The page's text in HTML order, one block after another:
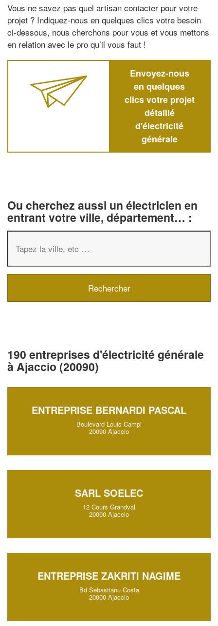
Vous ne savez pas quel artisan contacter pour votre
projet ? Indiquez-nous en quelques clics votre besoin
ci-dessous, nous cherchons pour vous et vous mettons
en relation avec le pro qu’il vous faut !
Envoyez-nous
en quelques
clics votre projet
détaillé
d'électricité
générale
Ou cherchez aussi un électricien en
entrant votre ville, département… :
190 entreprises d'électricité générale
à Ajaccio (20090)
ENTREPRISE BERNARDI PASCAL
Boulevard Louis Campi
20090 Ajaccio
SARL SOELEC
12 Cours Grandval
20000 Ajaccio
ENTREPRISE ZAKRITI NAGIME
Bd Sebastianu Costa
20000 Ajaccio